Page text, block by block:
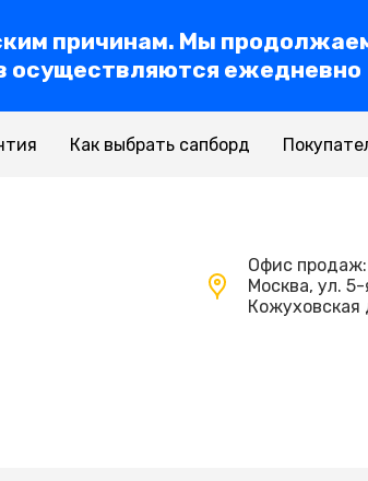
причинам. Мы
осуществляются ежедневно
Как выбрать сапборд
Офис продаж:
Москва, ул. 5-
Кожуховская